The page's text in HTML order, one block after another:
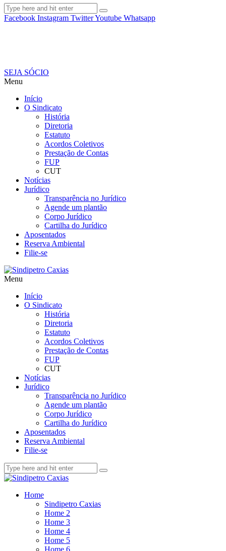
Facebook Instagram TwitterYoutube Whatsapp
SEJA SÓCIO
Menu
Início
O Sindicato
História
Diretoria
Estatuto
Acordos Coletivos
Prestação de Contas
FUP
CUT
Notícias
Jurídico
Transparência no Jurídico
Agende um plantão
Corpo Jurídico
Cartilha do Jurídico
Aposentados
Reserva Ambiental
Filie-se
Menu
Início
O Sindicato
História
Diretoria
Estatuto
Acordos Coletivos
Prestação de Contas
FUP
CUT
Notícias
Jurídico
Transparência no Jurídico
Agende um plantão
Corpo Jurídico
Cartilha do Jurídico
Aposentados
Reserva Ambiental
Filie-se
Home
Sindipetro Caxias
Home 2
Home 3
Home 4
Home 5
Home 6